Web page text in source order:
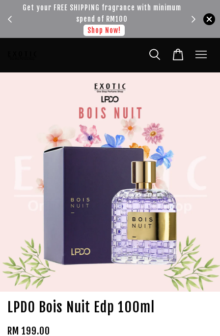
Get your FREE SHIPPING fragrance with minimum
spend of RM100
Shop Now!
LPDO Bois Nuit Edp 100ml
RM 199.00